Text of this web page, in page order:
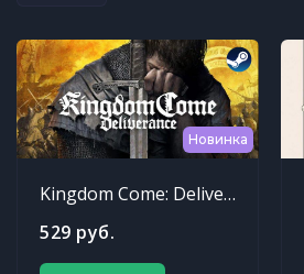
Новинка
Kingdom Come: Deliverance
529 руб.